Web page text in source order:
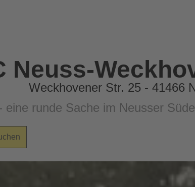
Neuss-
Weckhovener Str. 25 - 41466
eine runde Sache im Neusser